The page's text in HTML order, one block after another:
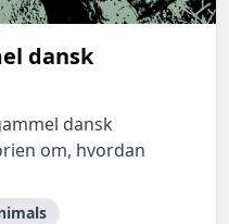
dansk
dansk
om, hvordan